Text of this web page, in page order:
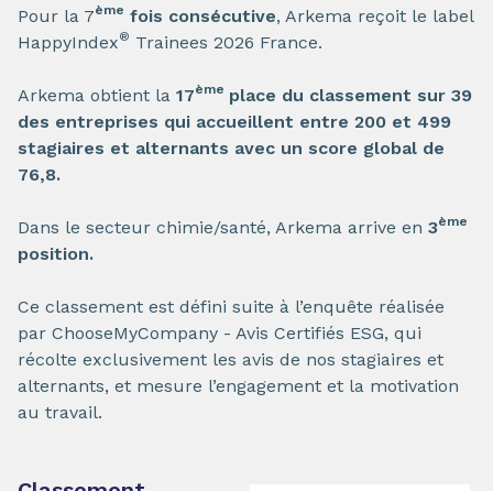
Pour la 7ème fois consécutive, Arkema reçoit le label
HappyIndex® Trainees 2026 France.
Arkema obtient la 17ème place du classement sur 39
des entreprises qui accueillent entre 200 et 499
stagiaires et alternants avec un score global de
76,8.
Dans le secteur chimie/santé, Arkema arrive en 3ème
position.
Ce classement est défini suite à l’enquête réalisée
par ChooseMyCompany - Avis Certifiés ESG, qui
récolte exclusivement les avis de nos stagiaires et
alternants, et mesure l’engagement et la motivation
au travail.